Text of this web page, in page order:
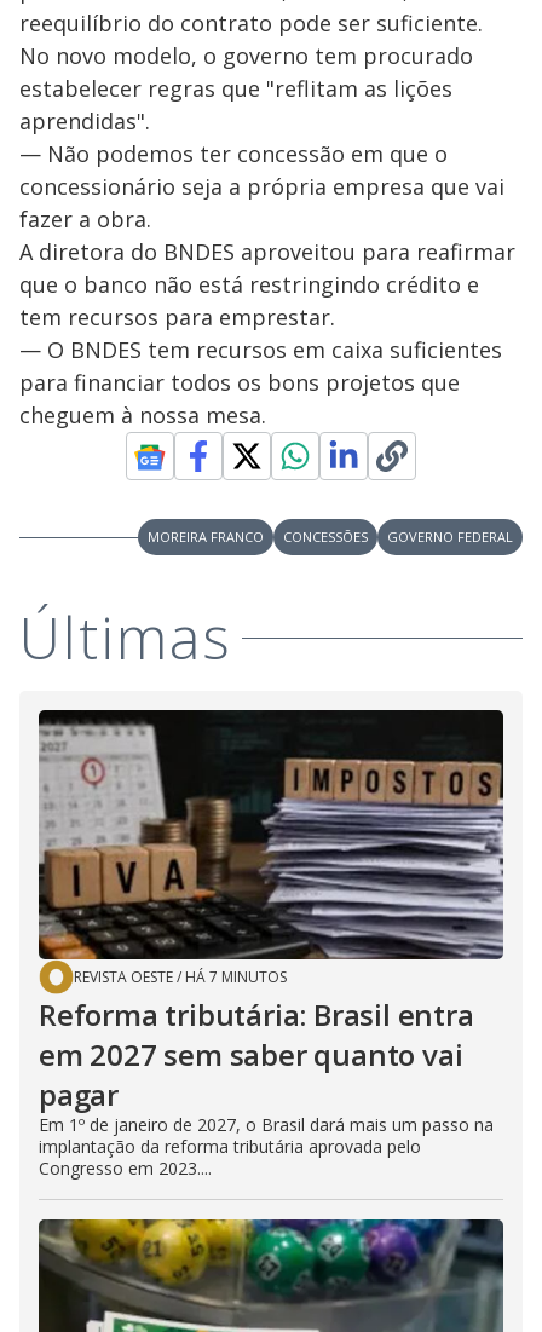
reequilíbrio do contrato pode ser suficiente.
No novo modelo, o governo tem procurado
estabelecer regras que "reflitam as lições
aprendidas".
— Não podemos ter concessão em que o
concessionário seja a própria empresa que vai
fazer a obra.
A diretora do BNDES aproveitou para reafirmar
que o banco não está restringindo crédito e
tem recursos para emprestar.
— O BNDES tem recursos em caixa suficientes
para financiar todos os bons projetos que
cheguem à nossa mesa.
MOREIRA FRANCO CONCESSÕES GOVERNO FEDERAL
Últimas
REVISTA OESTE/ HÁ 7 MINUTOS
Reforma tributária: Brasil entra
em 2027 sem saber quanto vai
pagar
Em 1º de janeiro de 2027, o Brasil dará mais um passo na
implantação da reforma tributária aprovada pelo
Congresso em 2023....